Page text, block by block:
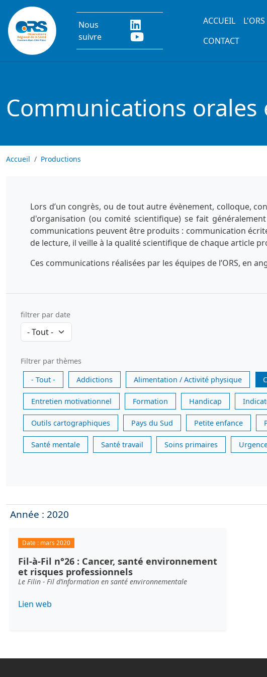
Aller au contenu principal
Nous
suivre
Main
ACCUEIL
CONTACT
Communications orales
Accueil Productions
Lors d’un congrès, ou de tout autre évènement, colloque,
d'organisation (ou comité scientifique) se fait
communications peuvent être produits : communication
de lecture, il veille à la qualité scientifique de chaque article
Ces communications réalisées par les équipes de l’ORS, en
filtrer par date
Filtrer par thèmes
- Tout -
Addictions Alimentation / Activité physique
Entretien motivationnel Formation Handicap
Outils cartographiques Pays du Sud Petite enfance
Santé mentale Santé travail Soins primaires
Année : 2020
Date : mars 2020
Fil-à-Fil n°26 : Cancer, santé environnement
et risques professionnels
Le Filin - Fil d’information en santé environnementale
Lien web